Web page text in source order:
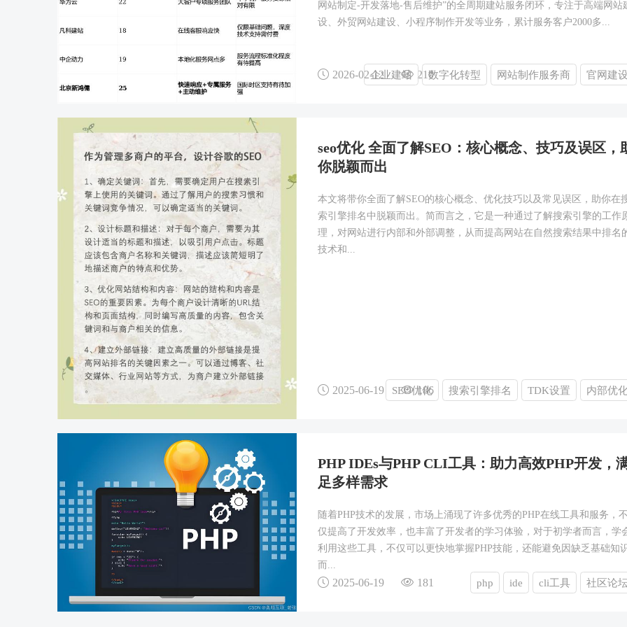
网站制定-开发落地-售后维护”的全周期建站服务闭环，专注于高端网站
设、外贸网站建设、小程序制作开发等业务，累计服务客户2000多...
2026-02-12 210
企业建站 数字化转型 网站制作服务商 官网建设
seo优化 全面了解SEO：核心概念、技巧及误区，
你脱颖而出
本文将带你全面了解SEO的核心概念、优化技巧以及常见误区，助你在
索引擎排名中脱颖而出。简而言之，它是一种通过了解搜索引擎的工作
理，对网站进行内部和外部调整，从而提高网站在自然搜索结果中排名
技术和...
2025-06-19 186
SEO优化 搜索引擎排名 TDK设置 内部优
PHP IDEs与PHP CLI工具：助力高效PHP开发，
足多样需求
随着PHP技术的发展，市场上涌现了许多优秀的PHP在线工具和服务，不
仅提高了开发效率，也丰富了开发者的学习体验，对于初学者而言，学
利用这些工具，不仅可以更快地掌握PHP技能，还能避免因缺乏基础知
而...
2025-06-19 181 php ide cli工具 社区论